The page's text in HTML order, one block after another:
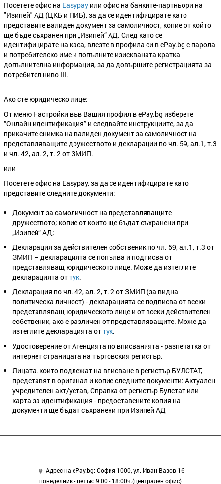
Посетете офис на Easypay или офис на банките-партньори на
"Изипей" АД (ЦКБ и ПИБ), за да се идентифицирате като
представите валиден документ за самоличност, копие от който
ще бъде съхранен при „Изипей“ АД. След като се
идентифицирате на каса, влезте в профила си в ePay.bg с парола
и потребителско име и попълните изискваната кратка
допълнителна информация, за да довършите регистрацията за
потребител ниво III.
Ако сте юридическо лице:
От меню Настройки във Вашия профил в ePay.bg изберете
“Онлайн идентификация” и следвайте инструкциите, за да
прикачите снимка на валиден документ за самоличност на
представляващите дружеството и декларации по чл. 59, ал.1, т.3
и чл. 42, ал. 2, т. 2 от ЗМИП.
или
Посетете офис на Easypay, за да се идентифицирате като
представите следните документи:
Документ за самоличност на представляващите
дружеството; копие от които ще бъдат съхранени при
„Изипей“ АД;
Декларация за действителен собственик по чл. 59, ал.1, т.3 от
ЗМИП – декларацията се попълва и подписва от
представляващ юридическото лице. Може да изтеглите
декларацията оттук.
Декларация по чл. 42, ал. 2, т. 2 от ЗМИП (за видна
политическа личност) - декларацията се подписва от всеки
представляващ юридическото лице и от всеки действителен
собственик, ако е различен от представляващите. Може да
изтеглите декларацията оттук.
Удостоверение от Агенцията по вписванията - разпечатка от
интернет страницата на търговския регистър.
Лицата, които подлежат на вписване в регистър БУЛСТАТ,
представят в оригинал и копие следните документи: Актуален
учредителен акт/устав, Справка от регистър Булстат или
карта за идентификация - предоставените копия на
документи ще бъдат съхранени при Изипей АД
Адрес на ePay.bg: София 1000, ул. Иван Вазов 16
понеделник - петък: 9:00 - 18:00ч.(централен офис)